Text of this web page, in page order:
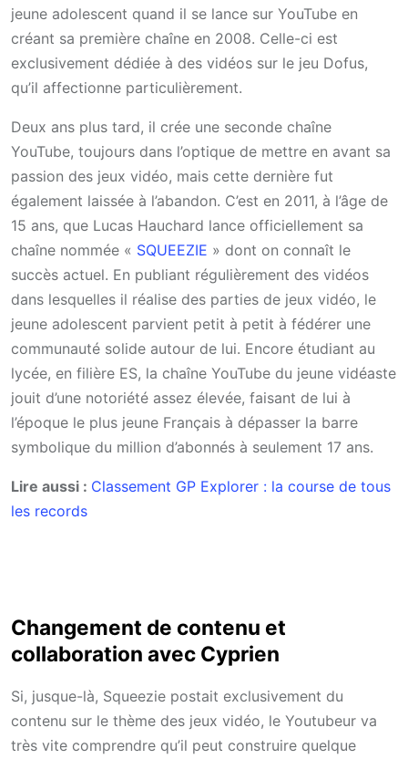
jeune adolescent quand il se lance sur YouTube en
créant sa première chaîne en 2008. Celle-ci est
exclusivement dédiée à des vidéos sur le jeu Dofus,
qu’il affectionne particulièrement.
Deux ans plus tard, il crée une seconde chaîne
YouTube, toujours dans l’optique de mettre en avant sa
passion des jeux vidéo, mais cette dernière fut
également laissée à l’abandon. C’est en 2011, à l’âge de
15 ans, que Lucas Hauchard lance officiellement sa
chaîne nommée « SQUEEZIE » dont on connaît le
succès actuel. En publiant régulièrement des vidéos
dans lesquelles il réalise des parties de jeux vidéo, le
jeune adolescent parvient petit à petit à fédérer une
communauté solide autour de lui. Encore étudiant au
lycée, en filière ES, la chaîne YouTube du jeune vidéaste
jouit d’une notoriété assez élevée, faisant de lui à
l’époque le plus jeune Français à dépasser la barre
symbolique du million d’abonnés à seulement 17 ans.
Lire aussi : Classement GP Explorer : la course de tous
les records
Changement de contenu et
collaboration avec Cyprien
Si, jusque-là, Squeezie postait exclusivement du
contenu sur le thème des jeux vidéo, le Youtubeur va
très vite comprendre qu’il peut construire quelque